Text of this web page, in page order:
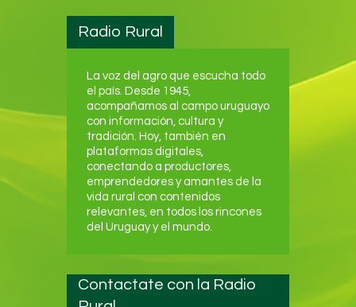
Radio Rural
La voz del agro que escucha todo
el país. Desde 1945,
acompañamos al campo uruguayo
con información, cultura y
tradición. Hoy, también en
plataformas digitales,
conectando a productores,
emprendedores y amantes de la
vida rural con contenidos
relevantes, en todos los rincones
del Uruguay y el mundo.
Contactate con la Radio